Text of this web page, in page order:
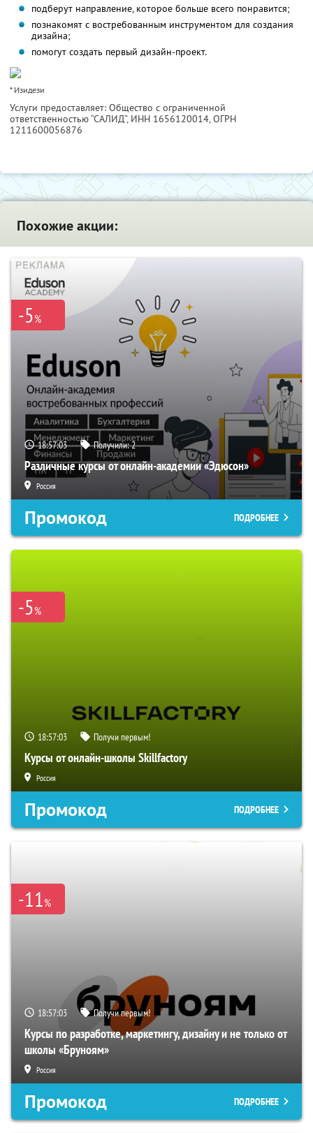
подберут направление, которое больше всего понравится;
познакомят с востребованным инструментом для создания
дизайна;
помогут создать первый дизайн-проект.
* Изидези
Услуги предоставляет: Общество с ограниченной
ответственностью “САЛИД”, ИНН 1656120014, ОГРН
1211600056876
Похожие акции:
-5%
18:57:02 Получили:2
Различные курсы от онлайн-академии «Эдюсон»
Россия
Промокод ПОДРОБНЕЕ
-5%
18:57:02 Получи первым!
Курсы от онлайн-школы Skillfactory
Россия
Промокод ПОДРОБНЕЕ
-11%
18:57:02 Получи первым!
Курсы по разработке, маркетингу, дизайну и не только от
школы «Бруноям»
Россия
Промокод ПОДРОБНЕЕ